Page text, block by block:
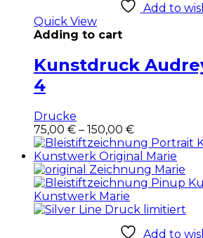
Add to
Quick View
Adding to cart
Kunstdruck
4
Drucke
75,00 € – 150,00 €Dieses
Produkt
weist
mehrere
Varianten
Die
Add to